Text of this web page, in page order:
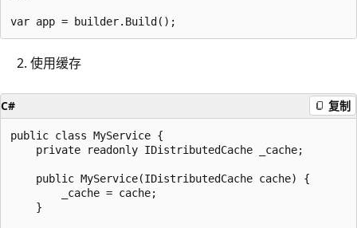
使用缓存
C# 复制
public class MyService {
    private readonly IDistributedCache _cache;
    public MyService(IDistributedCache cache) {
        _cache = cache;
    }